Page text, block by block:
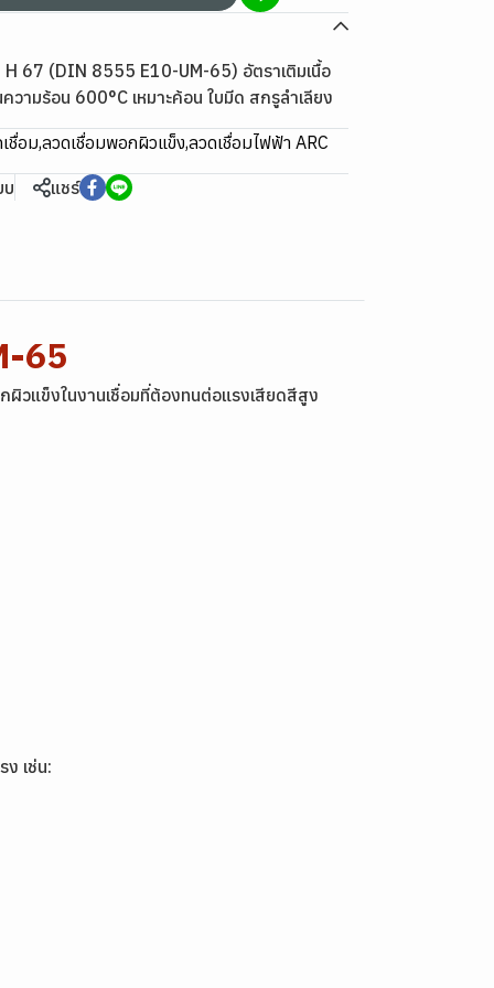
67 (DIN 8555 E10-UM-65) อัตราเติมเนื้อ
ามร้อน 600°C เหมาะค้อน ใบมีด สกรูลำเลียง
ชื่อม,ลวดเชื่อมพอกผิวแข็ง,ลวดเชื่อมไฟฟ้า ARC
บ แชร์
65
วแข็งในงานเชื่อมที่ต้องทนต่อแรงเสียดสีสูง
เช่น: